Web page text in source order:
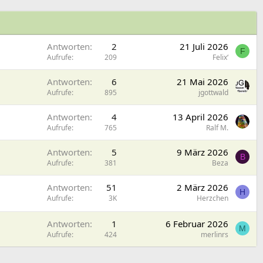
Antworten 2
Aufrufe 209
21 Juli 2026
Felix‘
F
Antworten 6
Aufrufe 895
21 Mai 2026
jgottwald
Antworten 4
Aufrufe 765
13 April 2026
Ralf M.
Antworten 5
Aufrufe 381
9 März 2026
Beza
B
Antworten 51
Aufrufe 3K
2 März 2026
Herzchen
H
Antworten 1
Aufrufe 424
6 Februar 2026
merlinrs
M